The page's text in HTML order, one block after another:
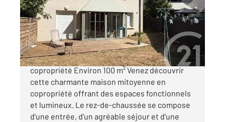
Maison à vendre
192 000 €
ANNONAY - Secteur Pilat Maison mitoyenne en
copropriété Environ 100 m² Venez découvrir
cette charmante maison mitoyenne en
copropriété offrant des espaces fonctionnels
et lumineux. Le rez-de-chaussée se compose
d'une entrée, d'un agréable séjour et d'une